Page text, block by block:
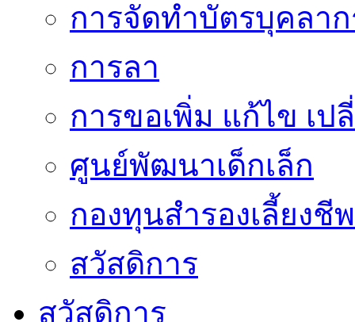
การจัดทำบัตรบุคลา
การลา
การขอเพิ่ม แก้ไข เ
ศูนย์พัฒนาเด็กเล็ก
กองทุนสำรองเลี้ยงชีพ
สวัสดิการ
สวัสดิการ